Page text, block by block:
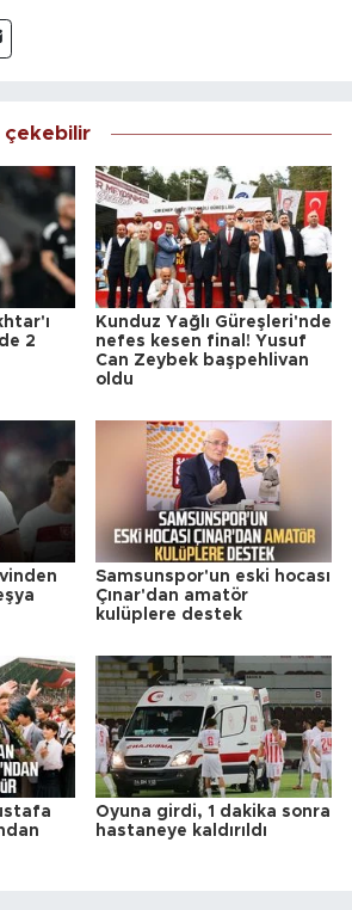
çekebilir
2
Kunduz Yağlı Güreşleri'nde
nefes kesen final! Yusuf
Can Zeybek başpehlivan
oldu
Samsunspor'un eski hocası
Çınar'dan amatör
kulüplere destek
Oyuna girdi, 1 dakika sonra
hastaneye kaldırıldı